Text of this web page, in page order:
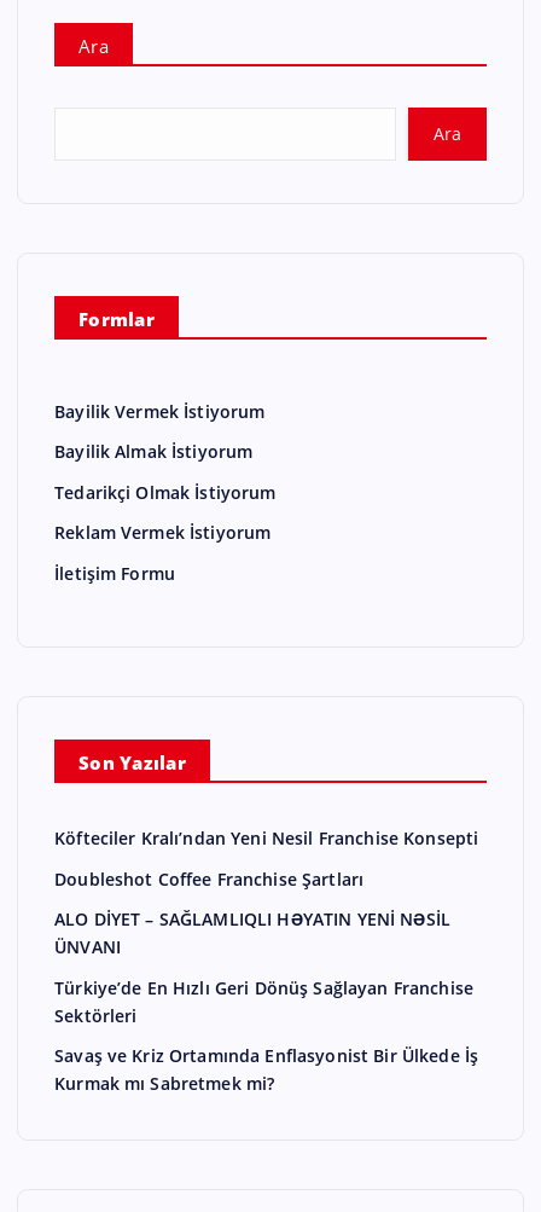
Ara
Ara
Formlar
Bayilik Vermek İstiyorum
Bayilik Almak İstiyorum
Tedarikçi Olmak İstiyorum
Reklam Vermek İstiyorum
İletişim Formu
Son Yazılar
Köfteciler Kralı’ndan Yeni Nesil Franchise Konsepti
Doubleshot Coffee Franchise Şartları
ALO DİYET – SAĞLAMLIQLI HƏYATIN YENİ NƏSİL
ÜNVANI
Türkiye’de En Hızlı Geri Dönüş Sağlayan Franchise
Sektörleri
Savaş ve Kriz Ortamında Enflasyonist Bir Ülkede İş
Kurmak mı Sabretmek mi?